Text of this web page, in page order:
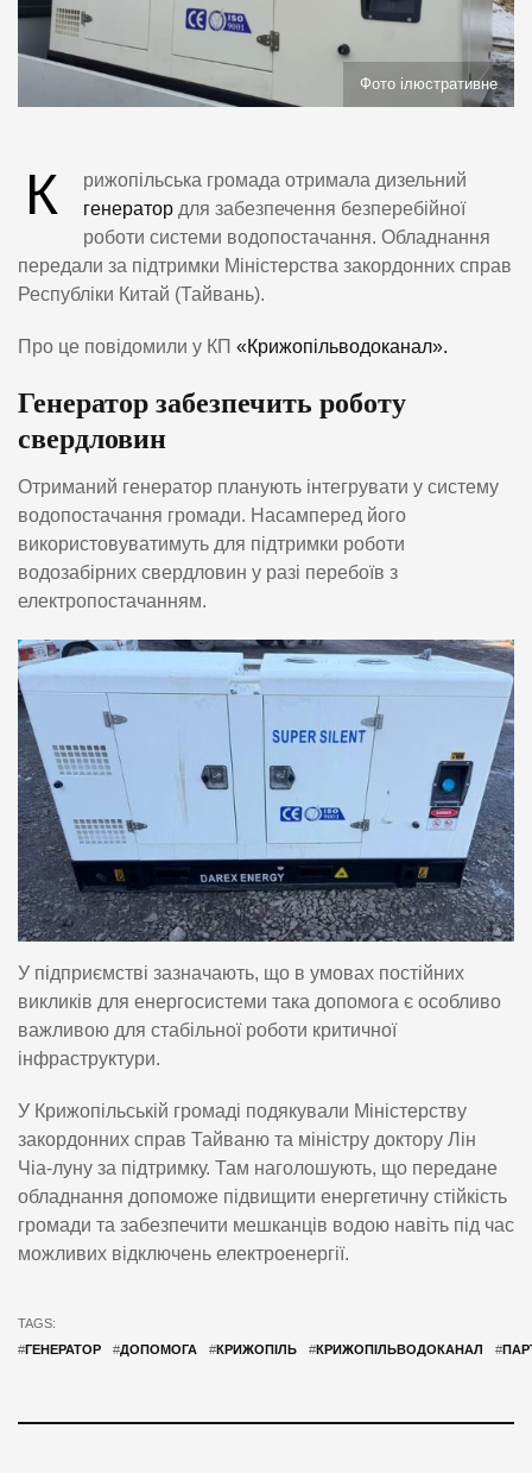
Фото ілюстративне
К
рижопільська громада отримала дизельний
генератор для забезпечення безперебійної
роботи системи водопостачання. Обладнання
передали за підтримки Міністерства закордонних справ
Республіки Китай (Тайвань).
Про це повідомили у КП «Крижопільводоканал».
Генератор забезпечить роботу
свердловин
Отриманий генератор планують інтегрувати у систему
водопостачання громади. Насамперед його
використовуватимуть для підтримки роботи
водозабірних свердловин у разі перебоїв з
електропостачанням.
У підприємстві зазначають, що в умовах постійних
викликів для енергосистеми така допомога є особливо
важливою для стабільної роботи критичної
інфраструктури.
У Крижопільській громаді подякували Міністерству
закордонних справ Тайваню та міністру доктору Лін
Чіа-луну за підтримку. Там наголошують, що передане
обладнання допоможе підвищити енергетичну стійкість
громади та забезпечити мешканців водою навіть під час
можливих відключень електроенергії.
TAGS:
#ГЕНЕРАТОР #ДОПОМОГА #КРИЖОПІЛЬ #КРИЖОПІЛЬВОДОКАНАЛ #